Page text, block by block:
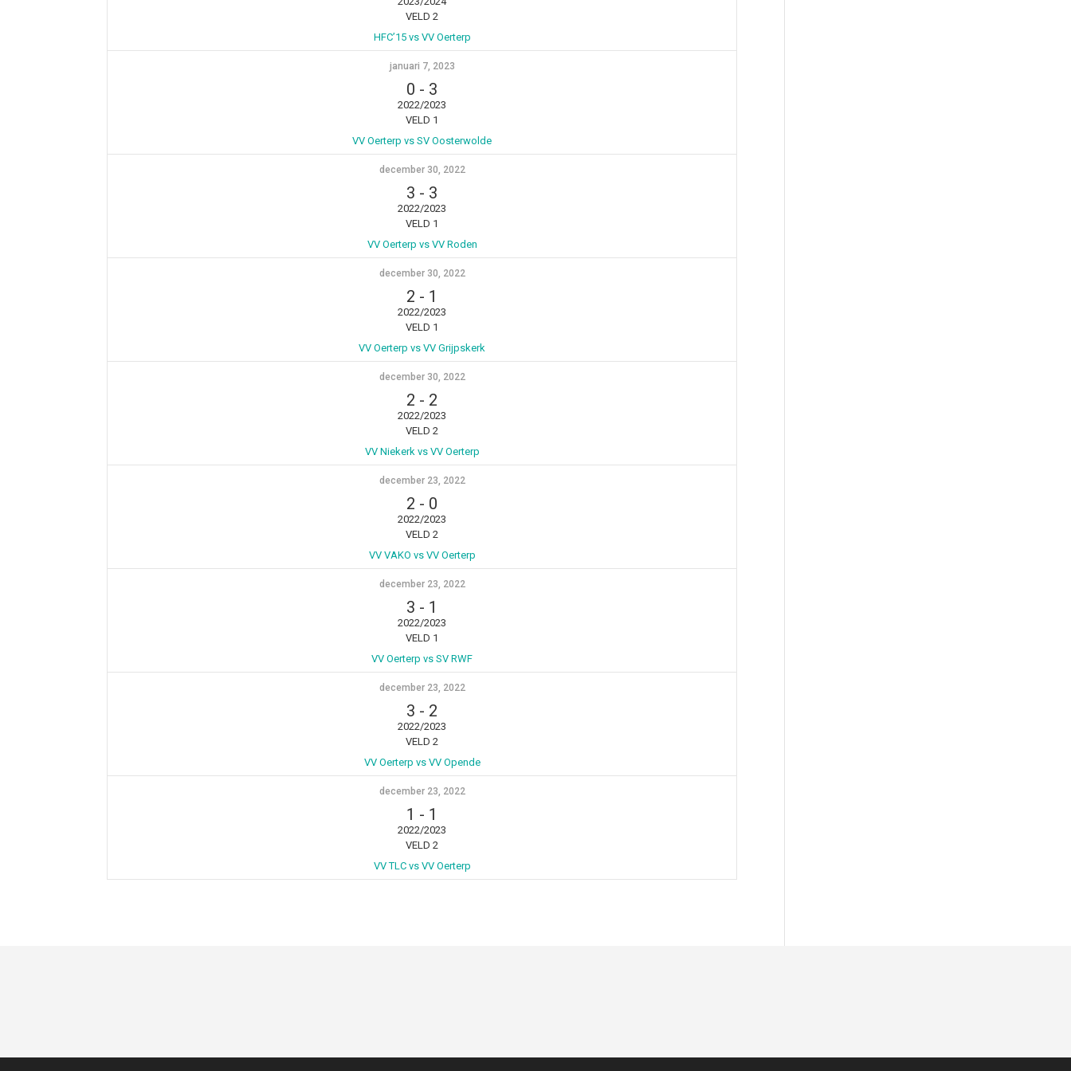
VELD 2
HFC’15 vs VV Oerterp
januari 7, 2023
0 - 3
2022/2023
VELD 1
VV Oerterp vs SV Oosterwolde
december 30, 2022
3 - 3
2022/2023
VELD 1
VV Oerterp vs VV Roden
december 30, 2022
2 - 1
2022/2023
VELD 1
VV Oerterp vs VV Grijpskerk
december 30, 2022
2 - 2
2022/2023
VELD 2
VV Niekerk vs VV Oerterp
december 23, 2022
2 - 0
2022/2023
VELD 2
VV VAKO vs VV Oerterp
december 23, 2022
3 - 1
2022/2023
VELD 1
VV Oerterp vs SV RWF
december 23, 2022
3 - 2
2022/2023
VELD 2
VV Oerterp vs VV Opende
december 23, 2022
1 - 1
2022/2023
VELD 2
VV TLC vs VV Oerterp